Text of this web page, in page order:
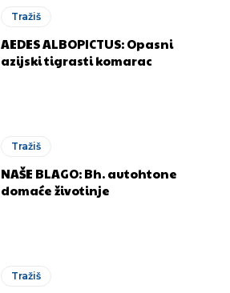
Tražiš
AEDES ALBOPICTUS: Opasni
azijski tigrasti komarac
Tražiš
NAŠE BLAGO: Bh. autohtone
domaće životinje
Tražiš